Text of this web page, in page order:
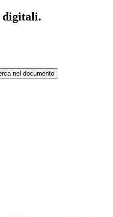
digitali.
nel documento